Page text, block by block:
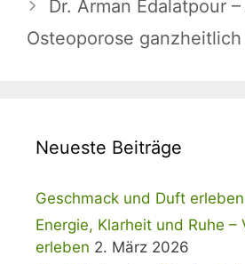
Dr. Arman Edalatpour
Osteoporose
Neueste Beiträge
Geschmack und Duft erleben
Energie, Klarheit und Ruhe –
erleben 2. März 2026